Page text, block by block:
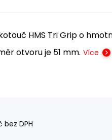
HMS Tri Grip o
otvoru je 51 mm. Více
bez DPH